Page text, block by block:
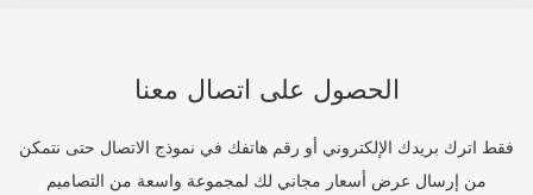
الحصول على اتصال معنا
فقط اترك بريدك الإلكتروني أو رقم هاتفك في نموذج الاتصال حتى نتمكن
من إرسال عرض أسعار مجاني لك لمجموعة واسعة من التصاميم